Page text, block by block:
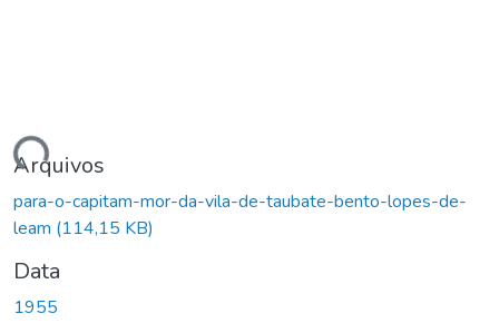
Arquivos
para-o-capitam-mor-da-vila-de-taubate-bento-lopes-de-
leam (114,15 KB)
Data
1955